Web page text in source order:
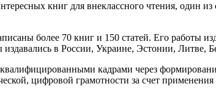
книг для внеклассного чтения, один из
более 70 книг и 150 статей. Его работы
в России, Украине, Эстонии, Литве,
кадрами через
цифровой грамотности за счет